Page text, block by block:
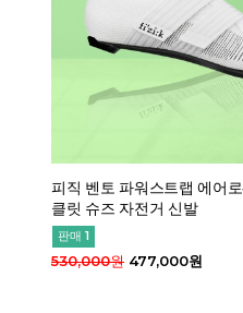
피직 벤토 파워스트랩 에어
클릿 슈즈 자전거 신발
판매 1
530,000원 477,000원